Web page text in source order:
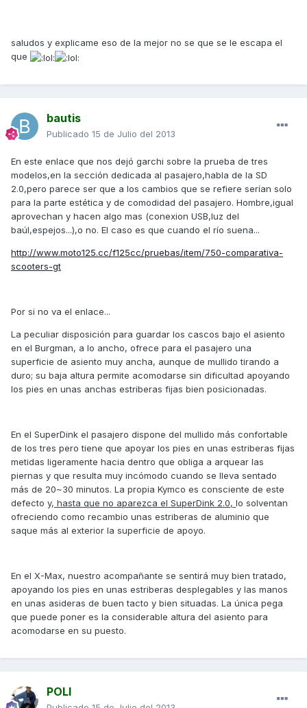
saludos y explicame eso de la mejor no se que se le escapa el
que
bautis
Publicado 15 de Julio del 2013
En este enlace que nos dejó garchi sobre la prueba de tres
modelos,en la sección dedicada al pasajero,habla de la SD
2.0,pero parece ser que a los cambios que se refiere serían solo
para la parte estética y de comodidad del pasajero. Hombre,igual
aprovechan y hacen algo mas (conexion USB,luz del
baúl,espejos...),o no. El caso es que cuando el río suena...
http://www.moto125.cc/f125cc/pruebas/item/750-comparativa-
scooters-gt
Por si no va el enlace...
La peculiar disposición para guardar los cascos bajo el asiento
en el Burgman, a lo ancho, ofrece para el pasajero una
superficie de asiento muy ancha, aunque de mullido tirando a
duro; su baja altura permite acomodarse sin dificultad apoyando
los pies en unas anchas estriberas fijas bien posicionadas.
En el SuperDink el pasajero dispone del mullido más confortable
de los tres pero tiene que apoyar los pies en unas estriberas fijas
metidas ligeramente hacia dentro que obliga a arquear las
piernas y que resulta muy incómodo cuando se lleva sentado
más de 20~30 minutos. La propia Kymco es consciente de este
defecto y, hasta que no aparezca el SuperDink 2.0, lo solventan
ofreciendo como recambio unas estriberas de aluminio que
saque más al exterior la superficie de apoyo.
En el X-Max, nuestro acompañante se sentirá muy bien tratado,
apoyando los pies en unas estriberas desplegables y las manos
en unas asideras de buen tacto y bien situadas. La única pega
que puede poner es la considerable altura del asiento para
acomodarse en su puesto.
POLI